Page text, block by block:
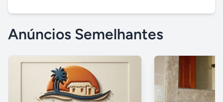
Anúncios Semelhantes